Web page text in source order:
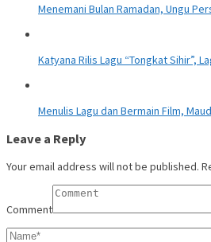
Menemani Bulan Ramadan, Ungu
Katyana Rilis Lagu “Tongkat Sihir”,
Menulis Lagu dan Bermain Film,
Leave a Reply
Your email address will not be published.
Comment